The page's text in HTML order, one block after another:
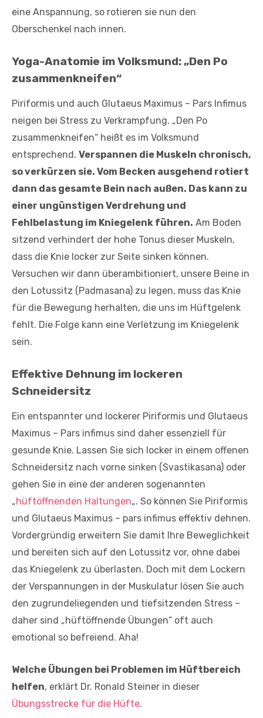
eine Anspannung, so rotieren sie nun den
Oberschenkel nach innen.
Yoga-Anatomie im Volksmund: „Den Po
zusammenkneifen“
Piriformis und auch Glutaeus Maximus – Pars Infimus
neigen bei Stress zu Verkrampfung. „Den Po
zusammenkneifen“ heißt es im Volksmund
entsprechend. Verspannen die Muskeln chronisch,
so verkürzen sie. Vom Becken ausgehend rotiert
dann das gesamte Bein nach außen. Das kann zu
einer ungünstigen Verdrehung und
Fehlbelastung im Kniegelenk führen. Am Boden
sitzend verhindert der hohe Tonus dieser Muskeln,
dass die Knie locker zur Seite sinken können.
Versuchen wir dann überambitioniert, unsere Beine in
den Lotussitz (Padmasana) zu legen, muss das Knie
für die Bewegung herhalten, die uns im Hüftgelenk
fehlt. Die Folge kann eine Verletzung im Kniegelenk
sein.
Effektive Dehnung im lockeren
Schneidersitz
Ein entspannter und lockerer Piriformis und Glutaeus
Maximus – Pars infimus sind daher essenziell für
gesunde Knie. Lassen Sie sich locker in einem offenen
Schneidersitz nach vorne sinken (Svastikasana) oder
gehen Sie in eine der anderen sogenannten
„hüftöffnenden Haltungen„. So können Sie Piriformis
und Glutaeus Maximus – pars infimus effektiv dehnen.
Vordergründig erweitern Sie damit Ihre Beweglichkeit
und bereiten sich auf den Lotussitz vor, ohne dabei
das Kniegelenk zu überlasten. Doch mit dem Lockern
der Verspannungen in der Muskulatur lösen Sie auch
den zugrundeliegenden und tiefsitzenden Stress –
daher sind „hüftöffnende Übungen“ oft auch
emotional so befreiend. Aha!
Welche Übungen bei Problemen im Hüftbereich
helfen, erklärt Dr. Ronald Steiner in dieser
Übungsstrecke für die Hüfte.